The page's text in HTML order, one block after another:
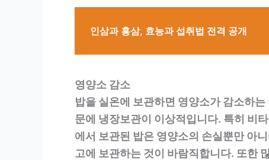
인삼과 홍삼, 효능과 섭취법 전격 공개
영양소 감소
밥을 실온에 보관하면 영양소가 감소하
문에 냉장보관이 이상적입니다. 특히 비
에서 보관된 밥은 영양소의 손실뿐만 아
고에 보관하는 것이 바람직합니다. 또한